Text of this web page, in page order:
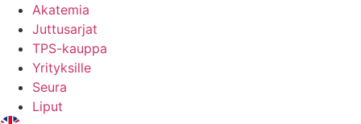
Akatemia
Juttusarjat
TPS-kauppa
Yrityksille
Seura
Liput